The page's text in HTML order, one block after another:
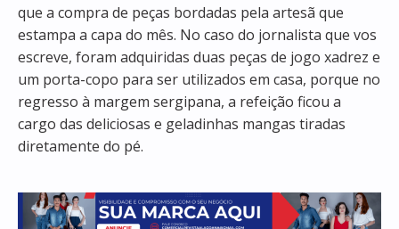
que a compra de peças bordadas pela artesã que
estampa a capa do mês. No caso do jornalista que vos
escreve, foram adquiridas duas peças de jogo xadrez e
um porta-copo para ser utilizados em casa, porque no
regresso à margem sergipana, a refeição ficou a
cargo das deliciosas e geladinhas mangas tiradas
diretamente do pé.